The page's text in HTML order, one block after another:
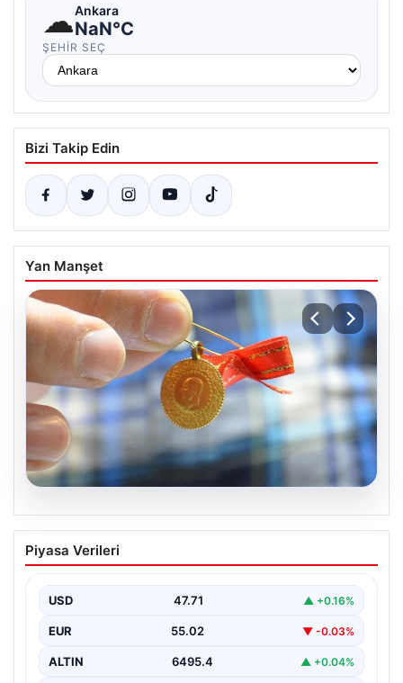
☁Ankara
NaN°C
ŞEHIR SEÇ
Bizi Takip Edin
Yan Manşet
05.08.2026
Altın fiyatları canlı 8 Nisan 2026: Altın
fiyatları ne kadar oldu? Gram, çeyrek,
fiyatları
Piyasa Verileri
USD 47.71 ▲ +0.16%
EUR 55.02 ▼ -0.03%
ALTIN 6495.4 ▲ +0.04%